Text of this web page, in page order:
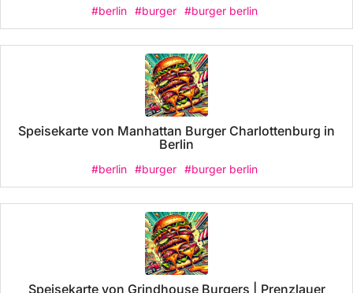
#berlin #burger #burger berlin
Speisekarte von Manhattan Burger Charlottenburg in
Berlin
#berlin #burger #burger berlin
Speisekarte von Grindhouse Burgers | Prenzlauer